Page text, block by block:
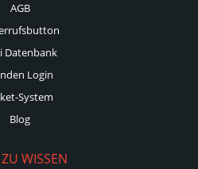
AGB
Datenbank
Login
System
Blog
WISSEN